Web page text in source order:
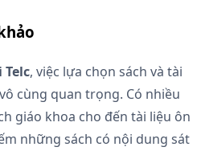
, việc lựa chọn sách và tài
cùng quan trọng. Có nhiều
giáo khoa cho đến tài liệu ôn
những sách có nội dung sát